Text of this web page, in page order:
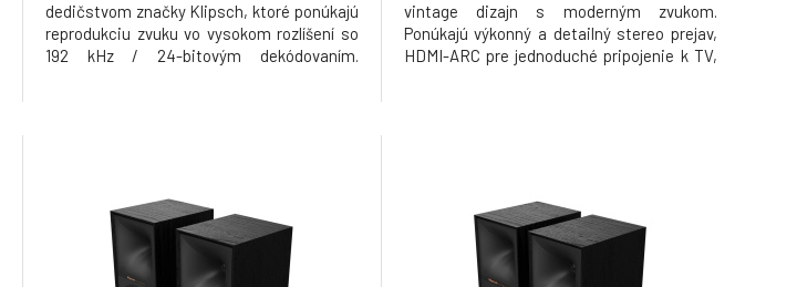
dedičstvom značky Klipsch, ktoré ponúkajú
reprodukciu zvuku vo vysokom rozlíšení so
192 kHz / 24-bitovým dekódovaním.
vintage dizajn s moderným zvukom.
Ponúkajú výkonný a detailný stereo prejav,
HDMI-ARC pre jednoduché pripojenie k TV,